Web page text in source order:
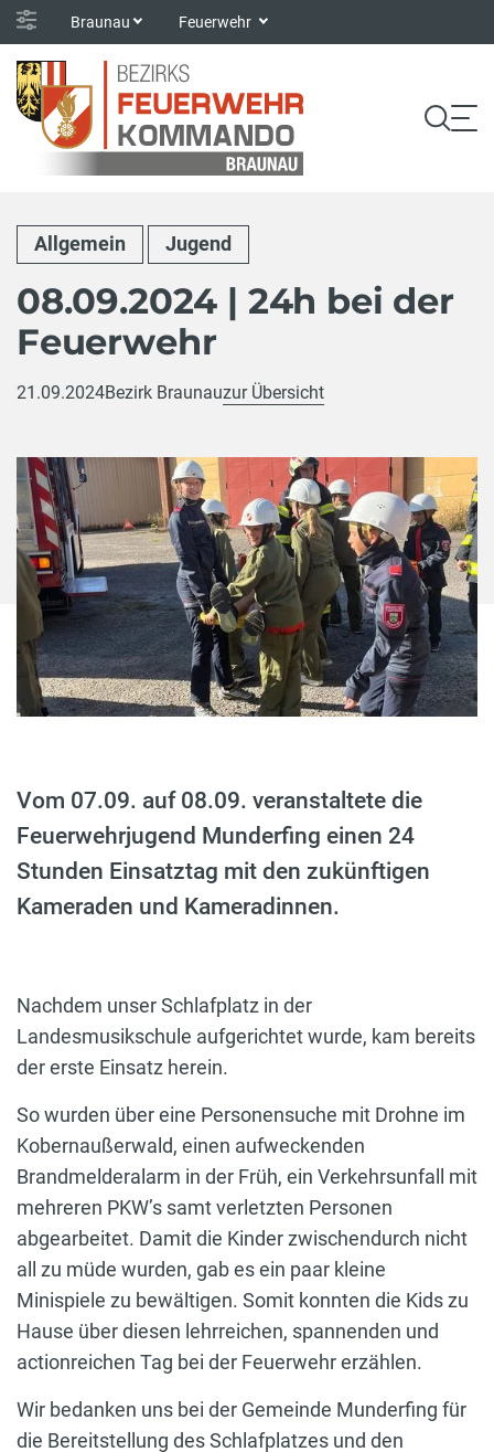
Braunau Feuerwehr
Allgemein Jugend
08.09.2024 | 24h bei der
Feuerwehr
21.09.2024Bezirk Braunauzur Übersicht
Vom 07.09. auf 08.09. veranstaltete die
Feuerwehrjugend Munderfing einen 24
Stunden Einsatztag mit den zukünftigen
Kameraden und Kameradinnen.
Nachdem unser Schlafplatz in der
Landesmusikschule aufgerichtet wurde, kam bereits
der erste Einsatz herein.
So wurden über eine Personensuche mit Drohne im
Kobernaußerwald, einen aufweckenden
Brandmelderalarm in der Früh, ein Verkehrsunfall mit
mehreren PKW’s samt verletzten Personen
abgearbeitet. Damit die Kinder zwischendurch nicht
all zu müde wurden, gab es ein paar kleine
Minispiele zu bewältigen. Somit konnten die Kids zu
Hause über diesen lehrreichen, spannenden und
actionreichen Tag bei der Feuerwehr erzählen.
Wir bedanken uns bei der Gemeinde Munderfing für
die Bereitstellung des Schlafplatzes und den